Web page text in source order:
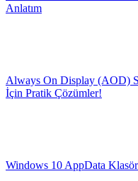
Anlatım
Always On Display (AOD)
İçin Pratik Çözümler!
Windows 10 AppData